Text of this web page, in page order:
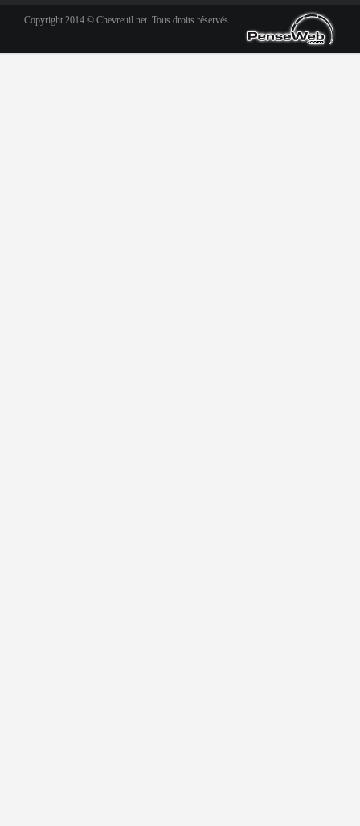
Copyright 2014 © Chevreuil.net. Tous droits réservés.